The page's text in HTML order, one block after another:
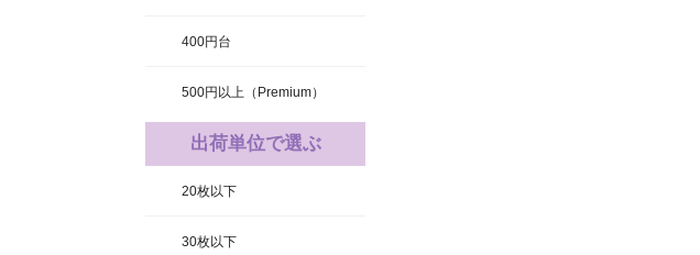
400円台
500円以上（Premium）
出荷単位で選ぶ
20枚以下
30枚以下